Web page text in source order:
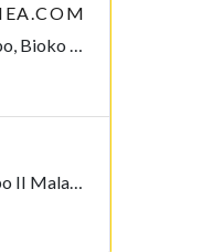
Malabo Malabo, Bioko Norte , Guinea Ecuatorial
Autovia Malabo II Malabo, Bioko Norte , Guinea Ecuatorial